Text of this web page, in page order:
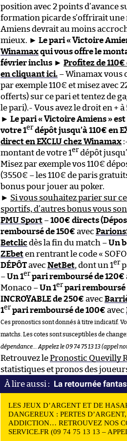
position avec 2 points d’avance
formation picarde s’offrirait une
Amiens devrait au moins
mieux. ► Le pari « Victoire
Winamaxqui vous offre le
février inclus ► Profitez de
en cliquant ici. – Winamax vous
par exemple 110€ et misez avec
offerts) sur ce pari et tentez de
le pari).- Vous avez le droit en +
► Le pari « Victoire Amiens » est
votre 1er dépôt jusqu’à 110€ en
direct en EXCLU chez Winamax
montant de votre 1er dépôt
Misez par exemple vos 110€
(3550€ – les 110€ de paris
bonus pour jouer au poker.
► Si vous souhaitez parier sur
sportifs, d’autres bonus vous
PMU Sport –100€ directs
remboursé de 150€ avec
Betclicdès la fin du match –Un
ZEbeten rentrant le code «
DÉPÔTavec NetBet, dont un 1er
–Un 1er pari remboursé de 120€
Monaco –Un 1er pari remboursé
INCROYABLE de 250€ avec
1er pari remboursé de 100€ avec
Ces pronostics sont donnés à titre indicatif.
matchs. Les cotes sont susceptibles de
dépendance… Appelez le 09 74 75 13 13 (appel
Retrouvez lePronostic Quevilly
statistiques et pronos des
La retournée
LES JEUX D’ARGENT ET DE
DANGEREUX : PERTES
ADDICTION… RETROUVEZ NOS
SERVICE.FR (09 74 75 13 13 –